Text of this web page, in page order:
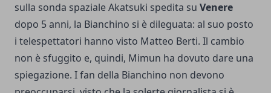
sulla sonda spaziale Akatsuki spedita su Venere
dopo 5 anni, la Bianchino si è dileguata: al suo posto
i telespettatori hanno visto Matteo Berti. Il cambio
non è sfuggito e, quindi, Mimun ha dovuto dare una
spiegazione. I fan della Bianchino non devono